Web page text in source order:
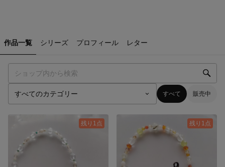
作品一覧 シリーズ プロフィール レター
すべて 販売中
残り1点 残り1点